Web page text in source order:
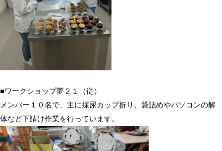
■ワークショップ夢２１（従）
メンバー１０名で、主に採尿カップ折り、袋詰めやパソコンの解
体など下請け作業を行っています。